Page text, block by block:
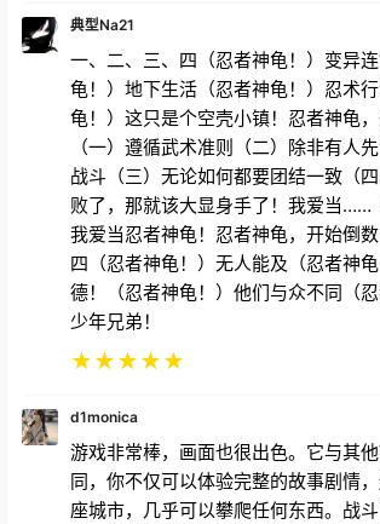
典型Na21
一、二、三、四（忍者神龟！）变异
龟！）地下生活（忍者神龟！）忍术
龟！）这只是个空壳小镇！忍者神龟，
（一）遵循武术准则（二）除非有人
战斗（三）无论如何都要团结一致（
败了，那就该大显身手了！我爱当……
我爱当忍者神龟！忍者神龟，开始倒数
四（忍者神龟！）无人能及（忍者神
德！（忍者神龟！）他们与众不同（
少年兄弟！
★★★★★
d1monica
游戏非常棒，画面也很出色。它与其
同，你不仅可以体验完整的故事剧情
座城市，几乎可以攀爬任何东西。战